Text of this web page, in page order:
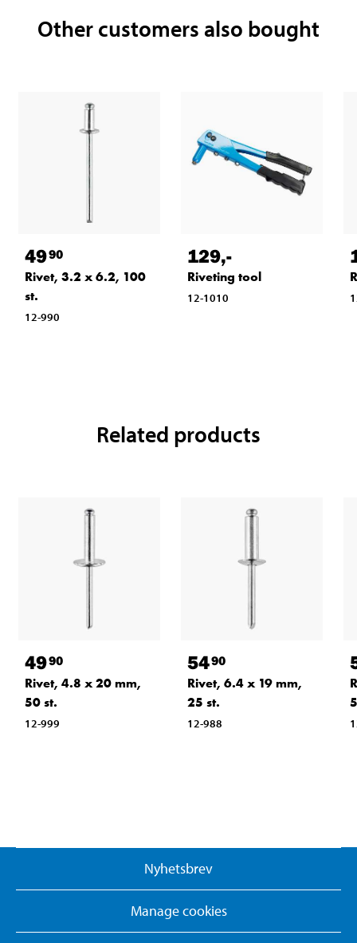
Other customers also bought
4990
Rivet, 3.2 x 6.2, 100
st.
12-990
129,-
Riveting tool
12-1010
Related products
4990
Rivet, 4.8 x 20 mm,
50 st.
12-999
5490
Rivet, 6.4 x 19 mm,
25 st.
12-988
Nyhetsbrev
Manage cookies